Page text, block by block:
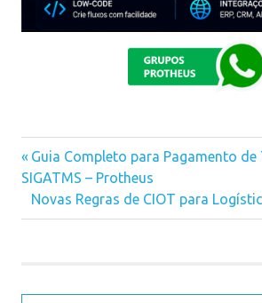
Navegação
de
Previous
Post:
Guia Completo para Pagamento de
SIGATMS – Protheus
Next
Post:
Novas Regras de CIOT para